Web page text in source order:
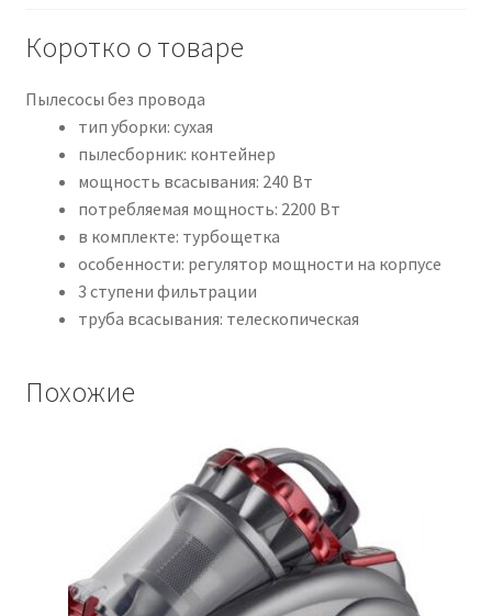
Коротко о товаре
Пылесосы без провода
тип уборки: сухая
пылесборник: контейнер
мощность всасывания: 240 Вт
потребляемая мощность: 2200 Вт
в комплекте: турбощетка
особенности: регулятор мощности на корпусе
3 ступени фильтрации
труба всасывания: телескопическая
Похожие